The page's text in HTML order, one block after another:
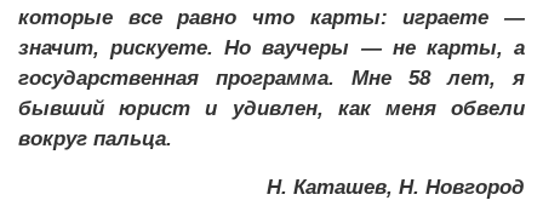
которые все равно что карты: играете —
значит, рискуете. Но ваучеры — не карты, а
государственная программа. Мне 58 лет, я
бывший юрист и удивлен, как меня обвели
вокруг пальца.
Н. Каташев, Н. Новгород